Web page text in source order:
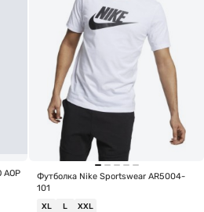
AOP
Футболка Nike Sportswear AR5004-
101
XL L XXL